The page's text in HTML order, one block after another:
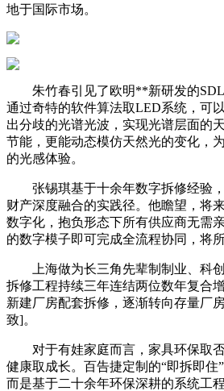
地于国际市场。
朱竹春引见了欧明**新研发的SDL
通过奇特的软件算法取LED系统，可
出分歧的光谱光波，实现光谱层面的
节能，更能动态模仿天然光的变化，
的光感体验。
张锡琪基于十余年数字拆修经验，
财产深度融合的实践径。他瞻望，将
数字化，抱负形态下所有供应商无需
的数字模子即可完成全流程协同，将
上海做为长三角先辈制制业、科创
拆修工程持续三年连结两位数年复合
新建厂房配套拆修，逐渐转向存量厂
致]。
对于有娃家庭而言，家具环保取否
健康取成长。百告捷定制的“即拆即住
而是基于二十余年环保深耕的系统工